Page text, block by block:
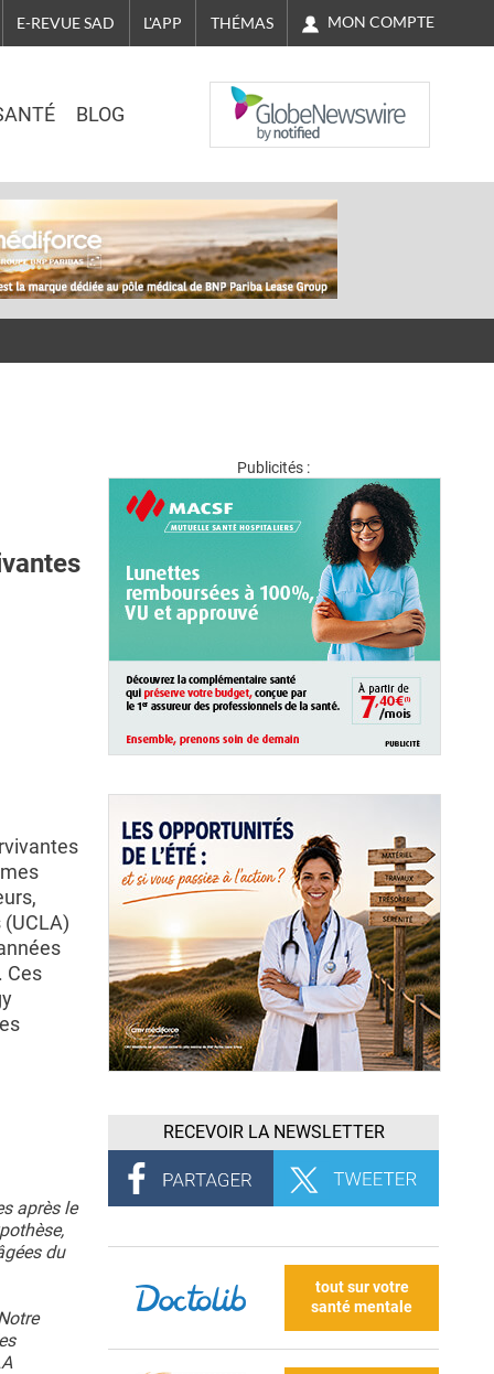
E-REVUE SAD L'APP THÉMAS MON COMPTE
BLOG
NASDAQ
Ces
après le
du
Publicités :
RECEVOIR LA NEWSLETTER
tout sur votre
santé mentale